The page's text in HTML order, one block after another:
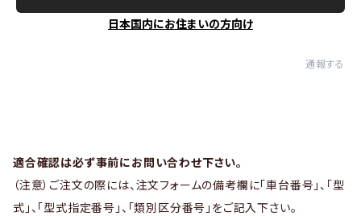
日本国内にお住まいの方向け
通報する
適合確認は必ず事前にお問い合わせ下さい。
（注意）ご注文の際には、注文フォームの備考欄に「車台番号」、「型
式」、「型式指定番号」、「類別区分番号」をご記入下さい。